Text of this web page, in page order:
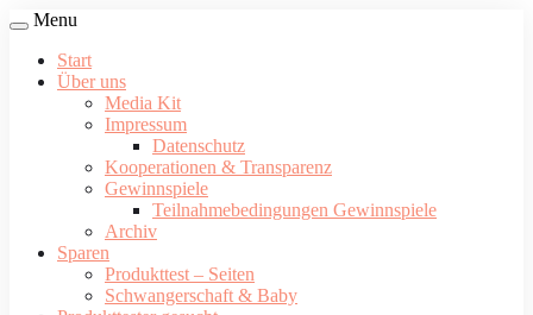
Menu
Start
Über uns
Media Kit
Impressum
Datenschutz
Kooperationen & Transparenz
Gewinnspiele
Teilnahmebedingungen Gewinnspiele
Archiv
Sparen
Produkttest – Seiten
Schwangerschaft & Baby